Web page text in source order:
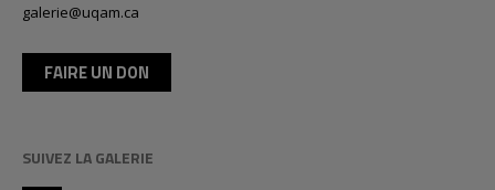
galerie@uqam.ca
FAIRE UN DON
SUIVEZ LA GALERIE